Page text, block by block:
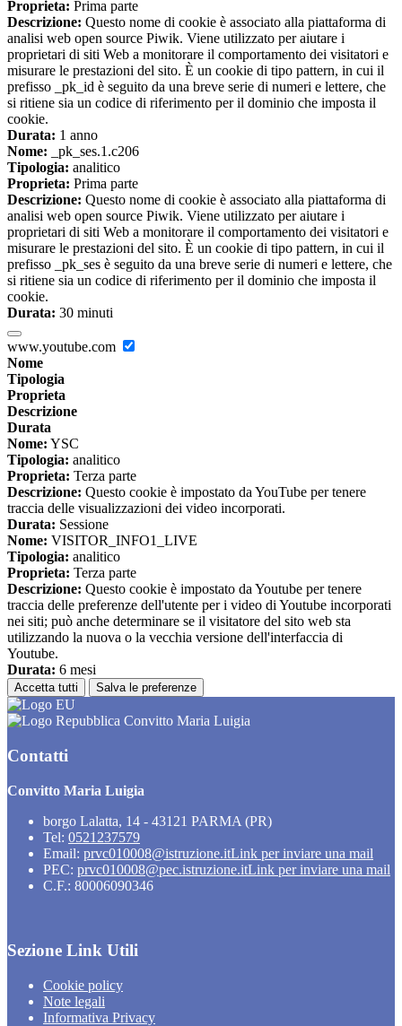
Proprieta: Prima parte
Descrizione: Questo nome di cookie è associato alla piattaforma di
analisi web open source Piwik. Viene utilizzato per aiutare i
proprietari di siti Web a monitorare il comportamento dei visitatori e
misurare le prestazioni del sito. È un cookie di tipo pattern, in cui il
prefisso _pk_id è seguito da una breve serie di numeri e lettere, che
si ritiene sia un codice di riferimento per il dominio che imposta il
cookie.
Durata: 1 anno
Nome: _pk_ses.1.c206
Tipologia: analitico
Proprieta: Prima parte
Descrizione: Questo nome di cookie è associato alla piattaforma di
analisi web open source Piwik. Viene utilizzato per aiutare i
proprietari di siti Web a monitorare il comportamento dei visitatori e
misurare le prestazioni del sito. È un cookie di tipo pattern, in cui il
prefisso _pk_ses è seguito da una breve serie di numeri e lettere, che
si ritiene sia un codice di riferimento per il dominio che imposta il
cookie.
Durata: 30 minuti
www.youtube.com
Nome
Tipologia
Proprieta
Descrizione
Durata
Nome: YSC
Tipologia: analitico
Proprieta: Terza parte
Descrizione: Questo cookie è impostato da YouTube per tenere
traccia delle visualizzazioni dei video incorporati.
Durata: Sessione
Nome: VISITOR_INFO1_LIVE
Tipologia: analitico
Proprieta: Terza parte
Descrizione: Questo cookie è impostato da Youtube per tenere
traccia delle preferenze dell'utente per i video di Youtube incorporati
nei siti; può anche determinare se il visitatore del sito web sta
utilizzando la nuova o la vecchia versione dell'interfaccia di
Youtube.
Durata: 6 mesi
Accetta tutti Salva le preferenze
Convitto Maria Luigia
Contatti
Convitto Maria Luigia
borgo Lalatta, 14 - 43121 PARMA (PR)
Tel: 0521237579
Email: prvc010008@istruzione.itLink per inviare una mail
PEC: prvc010008@pec.istruzione.itLink per inviare una mail
C.F.: 80006090346
Sezione Link Utili
Cookie policy
Note legali
Informativa Privacy